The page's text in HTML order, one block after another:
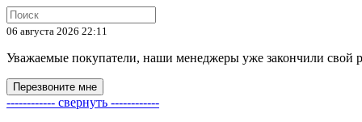
06 августа 2026 22:11
Уважаемые покупатели, наши менеджеры уже закончили свой
Перезвоните мне
------------ свернуть ------------